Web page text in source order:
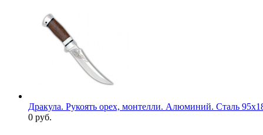
Дракула. Рукоять орех, монтелли. Алюминий. Сталь
0 руб.